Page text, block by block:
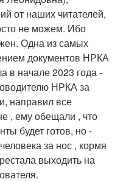
от наших читателей,
не можем. Ибо
Одна из самых
документов НРКА
в начале 2023 года -
НРКА за
направил все
, ему обещали , что
будет готов, но -
за нос , кормя
выходить на